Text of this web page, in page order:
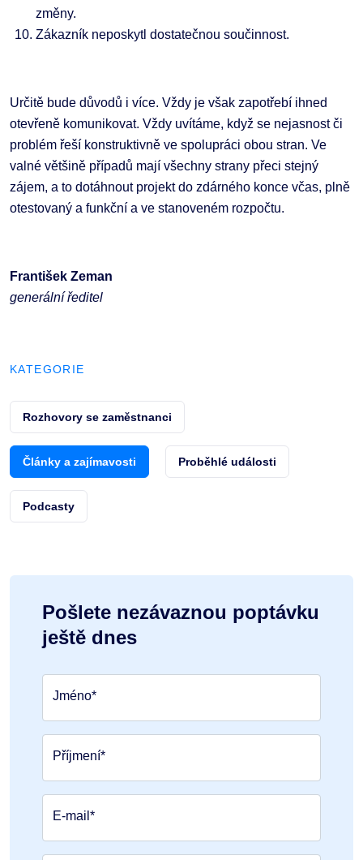
změny.
Zákazník neposkytl dostatečnou součinnost.
Určitě bude důvodů i více. Vždy je však zapotřebí ihned
otevřeně komunikovat. Vždy uvítáme, když se nejasnost či
problém řeší konstruktivně ve spolupráci obou stran. Ve
valné většině případů mají všechny strany přeci stejný
zájem, a to dotáhnout projekt do zdárného konce včas, plně
otestovaný a funkční a ve stanoveném rozpočtu.
František Zeman
generální ředitel
KATEGORIE
Rozhovory se zaměstnanci
Články a zajímavosti Proběhlé události
Podcasty
Pošlete nezávaznou poptávku
ještě dnes
Jméno*
Příjmení*
E-mail*